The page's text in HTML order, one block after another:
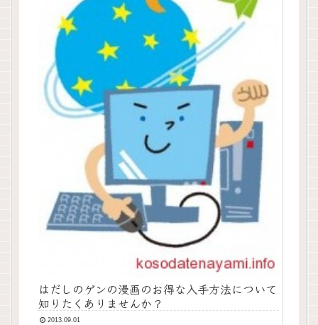
はだしのゲンの漫画のお得な入手方法について
知りたくありませんか？
2013.09.01